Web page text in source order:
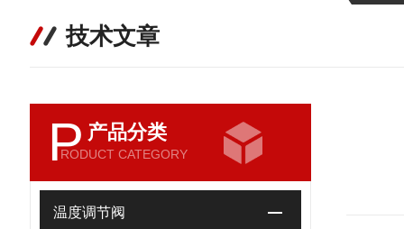
技术文章
P 产品分类
RODUCT CATEGORY
温度调节阀